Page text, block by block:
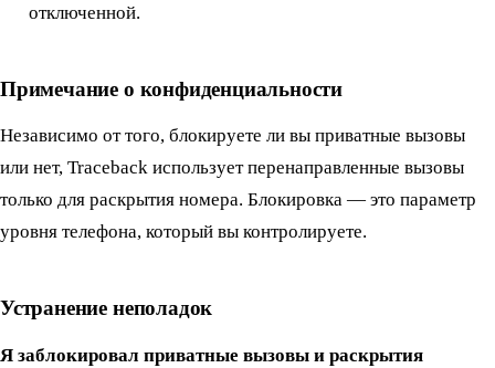
отключенной.
Примечание о конфиденциальности
Независимо от того, блокируете ли вы приватные вызовы
или нет, Traceback использует перенаправленные вызовы
только для раскрытия номера. Блокировка — это параметр
уровня телефона, который вы контролируете.
Устранение неполадок
Я заблокировал приватные вызовы и раскрытия